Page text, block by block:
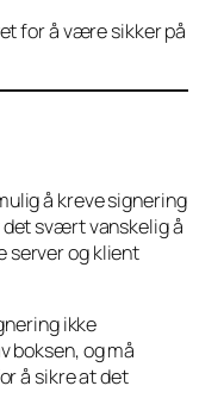
for å være sikker på
å kreve signering
svært vanskelig å
server og klient
ikke
boksen, og må
å sikre at det